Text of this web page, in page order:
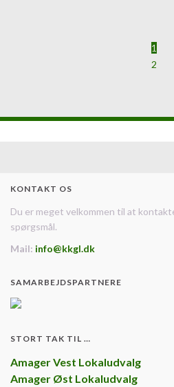
1
2
KONTAKT OS
Du er meget velkommen til at
spørgsmål.
Mail: info@kkgl.dk
SAMARBEJDSPARTNERE
STORT TAK TIL …
Amager Vest Lokaludvalg
Amager Øst Lokaludvalg